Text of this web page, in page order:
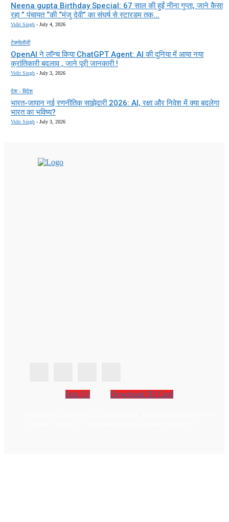
Neena gupta Birthday Special: 67 साल की हुईं नीना गुप्ता, जाने कैसा
रहा ” पंचायत “की “मंजु देवी” का संघर्ष से स्टारडम तक...
Vidit Singh - July 4, 2026
टेक्नोलॉजी
OpenAI ने लॉन्च किया ChatGPT Agent: AI की दुनिया में आया नया
क्रांतिकारी बदलाव , जाने पूरी जानकारी !
Vidit Singh - July 3, 2026
देश - विदेश
भारत-जापान नई रणनीतिक साझेदारी 2026: AI, रक्षा और निवेश में क्या बदलेगा
भारत का भविष्य?
Vidit Singh - July 3, 2026
Join Us Download ID Card